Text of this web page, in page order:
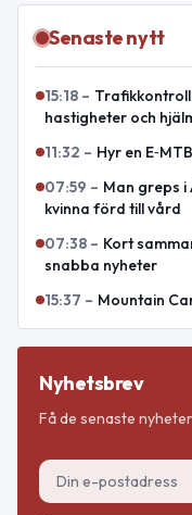
Senaste nytt
15:18 –
hastigheter och
11:32 – Hyr en
07:59 – Man greps i
kvinna förd till vård
07:38 – Kort
snabba nyheter
15:37 – Mountain
Nyhetsbrev
Få de senaste